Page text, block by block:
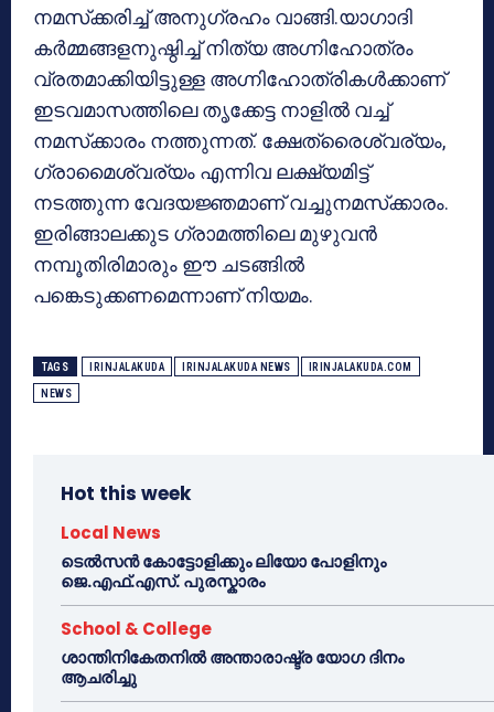
നമസ്‌ക്കരിച്ച് അനുഗ്രഹം വാങ്ങി.യാഗാദി
കര്‍മ്മങ്ങളനുഷ്ഠിച്ച് നിത്യ അഗ്നിഹോത്രം
വ്രതമാക്കിയിട്ടുള്ള അഗ്നിഹോത്രികള്‍ക്കാണ്
ഇടവമാസത്തിലെ തൃക്കേട്ട നാളില്‍ വച്ച്
നമസ്‌ക്കാരം നത്തുന്നത്. ക്ഷേത്രൈശ്വര്യം,
ഗ്രാമൈശ്വര്യം എന്നിവ ലക്ഷ്യമിട്ട്
നടത്തുന്ന വേദയജ്ഞമാണ് വച്ചുനമസ്‌ക്കാരം.
ഇരിങ്ങാലക്കുട ഗ്രാമത്തിലെ മുഴുവന്‍
നമ്പൂതിരിമാരും ഈ ചടങ്ങില്‍
പങ്കെടുക്കണമെന്നാണ് നിയമം.
TAGS IRINJALAKUDA IRINJALAKUDA NEWS IRINJALAKUDA.COM
NEWS
Hot this week
Local News
ടെൽസൻ കോട്ടോളിക്കും ലിയോ പോളിനും
ജെ.എഫ്.എസ്. പുരസ്കാരം
School & College
ശാന്തിനികേതനിൽ അന്താരാഷ്ട്ര യോഗ ദിനം
ആചരിച്ചു